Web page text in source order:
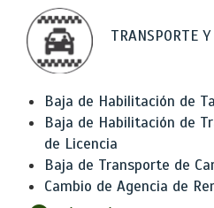
TRANSPORTE
Baja de Habilitación de
Baja de Habilitación de
de Licencia
Baja de Transporte de
Cambio de Agencia de